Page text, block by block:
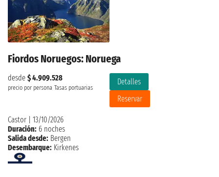
Fiordos Noruegos: Noruega
desde $ 4.909.528
precio por persona Tasas portuarias
Detalles
Reservar
Castor
13/10/2026
Duración: 6 noches
Salida desde: Bergen
Desembarque: Kirkenes